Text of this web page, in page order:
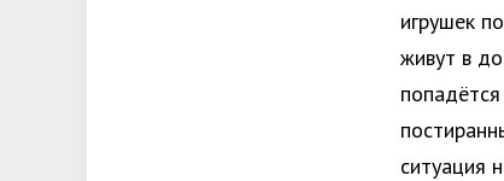
игрушек
живут в
ситуация